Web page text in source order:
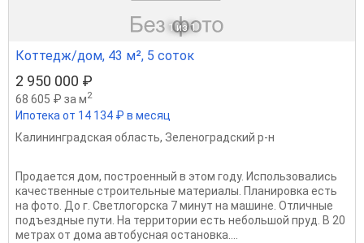
1 из 1
Коттедж/дом, 43 м², 5 соток
2 950 000 ₽
68 605 ₽ за м2
Ипотека от 14 134 ₽ в месяц
Калининградская область, Зеленоградский р-н
Продается дом, построенный в этом году. Использовались
качественные строительные материалы. Планировка есть
на фото. До г. Светлогорска 7 минут на машине. Отличные
подъездные пути. На территории есть небольшой пруд. В 20
метрах от дома автобусная остановка....